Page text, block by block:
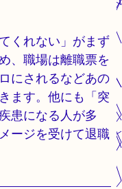
くれない」がまず
、職場は離職票を
にされるなどあの
ます。他にも「突
患になる人が多
ージを受けて退職